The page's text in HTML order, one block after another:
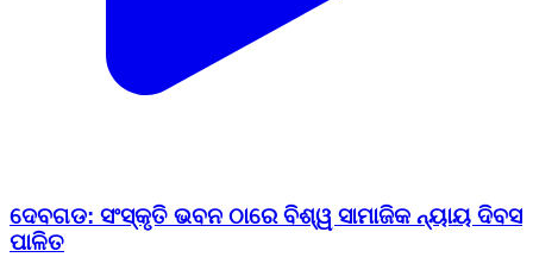
ଦେବଗଡ: ସଂସ୍କୃତି ଭବନ ଠାରେ ବିଶ୍ୱ ସାମାଜିକ ନ୍ୟାୟ ଦିବସ
ପାଳିତ